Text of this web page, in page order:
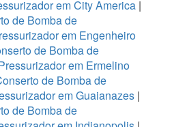
em City America |
de Bomba de
em Engenheiro
de Bomba de
em Ermelino
de Bomba de
em Guaianazes|
de Bomba de